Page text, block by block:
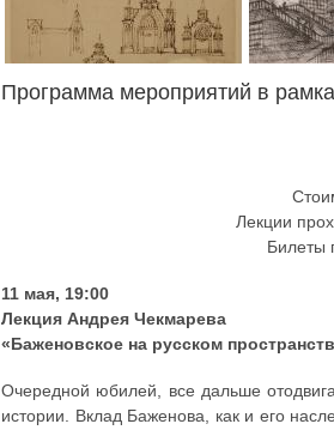
Программа мероприятий в
Лекции
Билеты
11 мая, 19:00
Лекция Андрея Чекмарева
«Баженовское на русском
Очередной юбилей, все дальше
истории. Вклад Баженова, как и его